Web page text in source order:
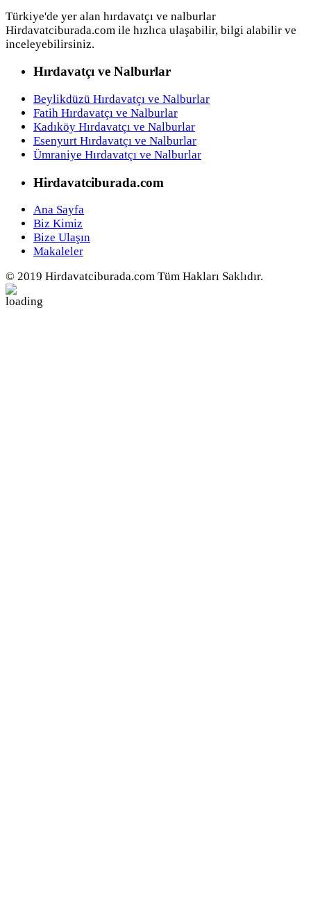
Türkiye'de yer alan hırdavatçı ve nalburlar
Hirdavatciburada.com ile hızlıca ulaşabilir, bilgi alabilir ve
inceleyebilirsiniz.
Hırdavatçı ve Nalburlar
Beylikdüzü Hırdavatçı ve Nalburlar
Fatih Hırdavatçı ve Nalburlar
Kadıköy Hırdavatçı ve Nalburlar
Esenyurt Hırdavatçı ve Nalburlar
Ümraniye Hırdavatçı ve Nalburlar
Hirdavatciburada.com
Ana Sayfa
Biz Kimiz
Bize Ulaşın
Makaleler
© 2019 Hirdavatciburada.com Tüm Hakları Saklıdır.